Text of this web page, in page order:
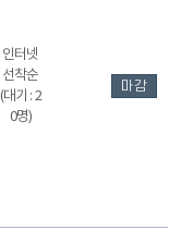
인터넷
선착순
(대기 : 2
0명)
마감